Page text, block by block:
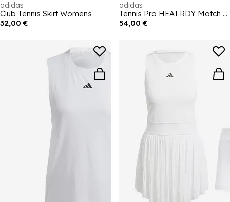
adidas
Club Tennis Skirt Womens
32,00 €
adidas
Tennis Pro HEAT.RDY Match Skirt Womens
54,00 €